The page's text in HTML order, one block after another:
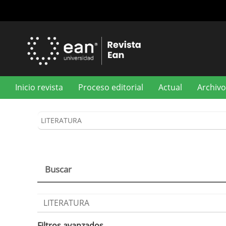
principal
Inicio revista Proceso editorial Actual
Buscar
Buscar
artículos
por